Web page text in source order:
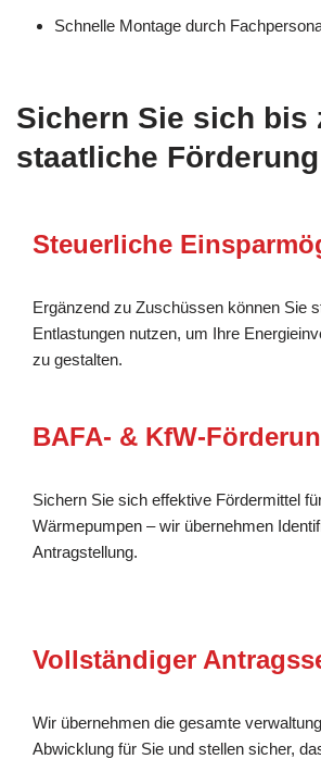
Schnelle Montage durch
Sichern Sie sich bis
staatliche Förderung
Steuerliche
Ergänzend zu Zuschüssen können Sie
Entlastungen nutzen, um Ihre
zu gestalten.
BAFA- & KfW-
Sichern Sie sich effektive Fördermittel
Wärmepumpen – wir übernehmen
Antragstellung.
Vollständiger
Wir übernehmen die gesamte
Abwicklung für Sie und stellen sicher,